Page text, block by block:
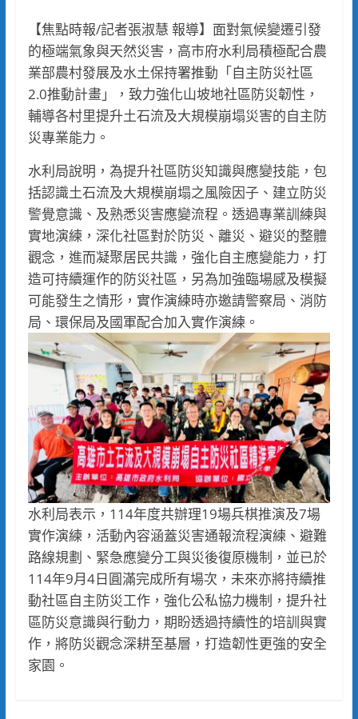
【焦點時報/記者張淑慧 報導】面對氣候變遷引發
的極端氣象與天然災害，高市府水利局積極配合農
業部農村發展及水土保持署推動「自主防災社區
2.0推動計畫」，致力強化山坡地社區防災韌性，
輔導各村里提升土石流及大規模崩塌災害的自主防
災專業能力。
水利局說明，為提升社區防災知識與應變技能，包
括認識土石流及大規模崩塌之風險因子、建立防災
警覺意識、及熟悉災害應變流程。透過專業訓練與
實地演練，深化社區對於防災、離災、避災的整體
觀念，進而凝聚居民共識，強化自主應變能力，打
造可持續運作的防災社區，另為加強臨場感及模擬
可能發生之情形，實作演練時亦邀請警察局、消防
局、環保局及國軍配合加入實作演練。
水利局表示，114年度共辦理19場兵棋推演及7場
實作演練，活動內容涵蓋災害通報流程演練、避難
路線規劃、緊急應變分工與災後復原機制，並已於
114年9月4日圓滿完成所有場次，未來亦將持續推
動社區自主防災工作，強化公私協力機制，提升社
區防災意識與行動力，期盼透過持續性的培訓與實
作，將防災觀念深耕至基層，打造韌性更強的安全
家園。